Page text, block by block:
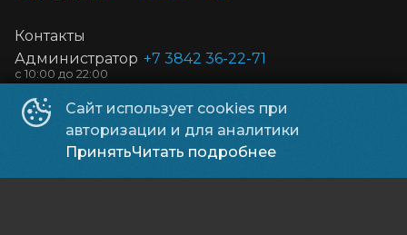
Сайт использует cookies при
авторизации и для аналитики
ПринятьЧитать подробнее
Контакты
Администратор +7 3842 36-22-71
Отдел маркетинга
E-mail
jb_kmr@mail.ru
Отдел маркетинга kino-market@mail,ru